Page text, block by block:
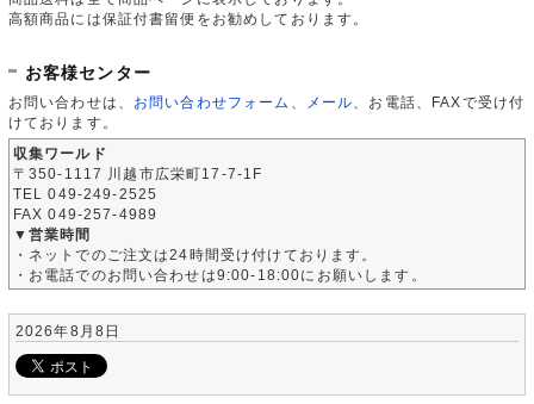
高額商品には保証付書留便をお勧めしております。
お客様センター
お問い合わせは、 お問い合わせフォーム メール 、お電話、FAXで受け付
けております。
収集ワールド
〒350-1117 川越市広栄町17-7-1F
TEL 049-249-2525
FAX 049-257-4989
▼営業時間
・ネットでのご注文は24時間受け付けております。
・お電話でのお問い合わせは9:00-18:00にお願いします。
2026年8月8日